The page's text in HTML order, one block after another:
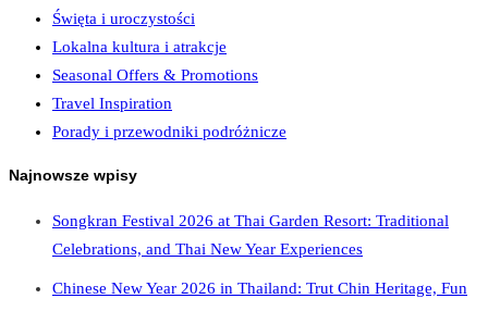
Święta i uroczystości
Lokalna kultura i atrakcje
Seasonal Offers & Promotions
Travel Inspiration
Porady i przewodniki podróżnicze
Najnowsze wpisy
Songkran Festival 2026 at Thai Garden Resort: Traditional
Celebrations, and Thai New Year Experiences
Chinese New Year 2026 in Thailand: Trut Chin Heritage, Fun